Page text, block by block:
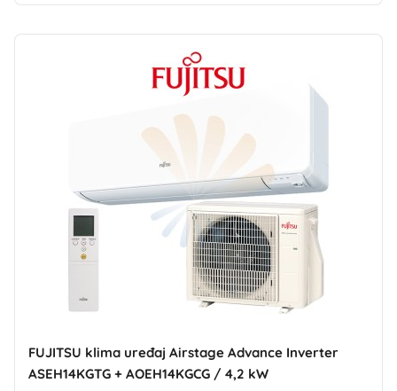
FUJITSU klima uređaj Airstage Advance Inverter
ASEH14KGTG + AOEH14KGCG / 4,2 kW